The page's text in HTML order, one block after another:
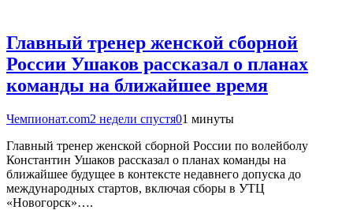
Главный тренер женской сборной
России Ушаков рассказал о планах
команды на ближайшее время
Чемпионат.com2 недели спустя01 минуты
Главный тренер женской сборной России по волейболу
Константин Ушаков рассказал о планах команды на
ближайшее будущее в контексте недавнего допуска до
международных стартов, включая сборы в УТЦ
«Новогорск»….